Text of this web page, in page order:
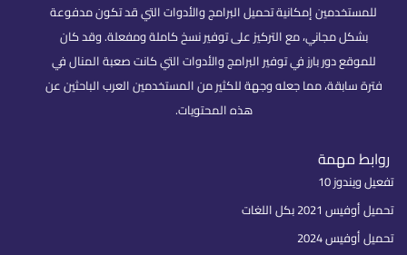
للمستخدمين إمكانية تحميل البرامج والأدوات التي قد تكون مدفوعة
بشكل مجاني، مع التركيز على توفير نسخ كاملة ومفعلة. وقد كان
للموقع دور بارز في توفير البرامج والأدوات التي كانت صعبة المنال في
فترة سابقة، مما جعله وجهة للكثير من المستخدمين العرب الباحثين عن
هذه المحتويات.
روابط مهمة
تفعيل ويندوز 10
تحميل أوفيس 2021 بكل اللغات
تحميل أوفيس 2024